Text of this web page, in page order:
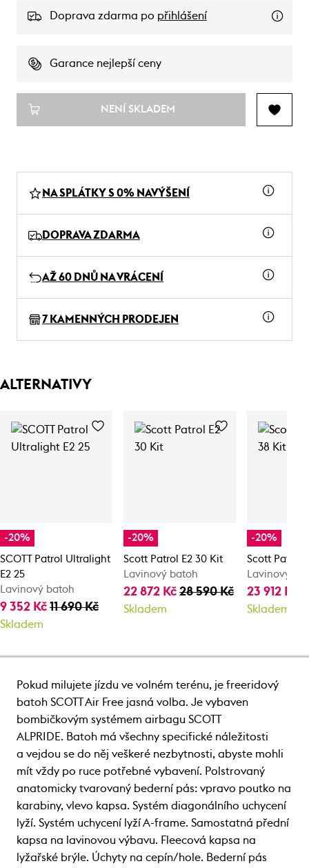
Doprava zdarma po přihlášení
Garance nejlepší ceny
NENÍ SKLADEM
NA SPLÁTKY S 0% NAVÝŠENÍ
DOPRAVA ZDARMA
AŽ 60 DNŮ NA VRÁCENÍ
7 KAMENNÝCH PRODEJEN
ALTERNATIVY
-20%
SCOTT Patrol Ultralight
E2 25
Lavinový batoh
9 352 Kč 11 690 Kč
Skladem
-20%
Scott Patrol E2 30 Kit
Lavinový batoh
22 872 Kč28 590 Kč
Skladem
-20%
Scott Patrol
Lavinový
23 912 Kč
Skladem
Pokud milujete jízdu ve volném terénu, je freeridový
batoh SCOTT Air Free jasná volba. Je vybaven
bombičkovým systémem airbagu SCOTT
ALPRIDE. Batoh má všechny specifické náležitosti
a vejdou se do něj veškeré nezbytnosti, abyste mohli
mít vždy po ruce potřebné vybavení. Polstrovaný
anatomicky tvarovaný bederní pás: vpravo poutko na
karabiny, vlevo kapsa. Systém diagonálního uchycení
lyží. Systém uchycení lyží A-frame. Samostatná přední
kapsa na lavinovou výbavu. Fleecová kapsa na
lyžařské brýle. Úchyty na cepín/hole. Bederní pás